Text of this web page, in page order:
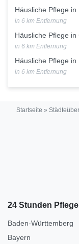
Häusliche Pflege in
in 6 km Entfernung
Häusliche Pflege in
in 6 km Entfernung
Häusliche Pflege
in 6 km Entfernung
Startseite »
24 Stunden
Baden-Württemberg
Bayern